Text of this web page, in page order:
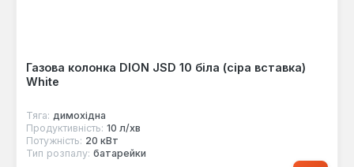
Газова колонка DION JSD 10 біла (сіра вставка)
White
Тяга: димохідна
Продуктивність: 10 л/хв
Потужність: 20 кВт
Тип розпалу: батарейки